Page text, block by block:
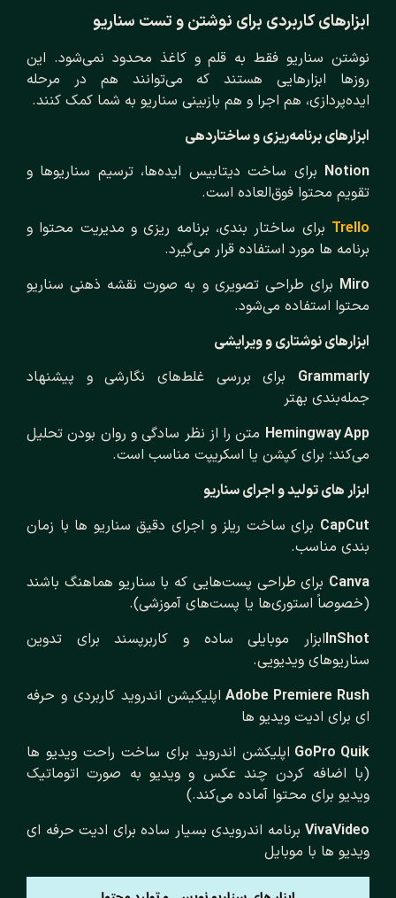
ابزارهای کاربردی برای نوشتن و تست سناریو
نوشتن سناریو فقط به قلم و کاغذ محدود نمی‌شود. این
روزها ابزارهایی هستند که می‌توانند هم در مرحله
ایده‌پردازی، هم اجرا و هم بازبینی سناریو به شما کمک کنند.
ابزارهای برنامه‌ریزی و ساختاردهی
Notion برای ساخت دیتابیس ایده‌ها، ترسیم سناریوها و
تقویم محتوا فوق‌العاده‌ است.
Trello برای ساختار بندی، برنامه ریزی و مدیریت محتوا و
برنامه ها مورد استفاده قرار می‌گیرد.
Miro برای طراحی تصویری و به صورت نقشه ذهنی سناریو
محتوا استفاده می‌شود.
ابزارهای نوشتاری و ویرایشی
Grammarly برای بررسی غلط‌های نگارشی و پیشنهاد
جمله‌بندی بهتر
Hemingway App متن را از نظر سادگی و روان بودن تحلیل
می‌کند؛ برای کپشن یا اسکریپت مناسب است.
ابزار های تولید و اجرای سناریو
CapCut برای ساخت ریلز و اجرای دقیق سناریو ها با زمان
بندی مناسب.
Canva برای طراحی پست‌هایی که با سناریو هماهنگ باشند
(خصوصاً استوری‌ها یا پست‌های آموزشی).
InShotابزار موبایلی ساده و کاربرپسند برای تدوین
سناریوهای ویدیویی.
Adobe Premiere Rush اپلیکیشن اندروید کاربردی و حرفه
ای برای ادیت ویدیو ها
GoPro Quik اپلیکشن اندروید برای ساخت راحت ویدیو ها
(با اضافه کردن چند عکس و ویدیو به صورت اتوماتیک
ویدیو برای محتوا آماده می‌کند.)
VivaVideo برنامه اندرویدی بسیار ساده برای ادیت حرفه ای
ویدیو ها با موبایل